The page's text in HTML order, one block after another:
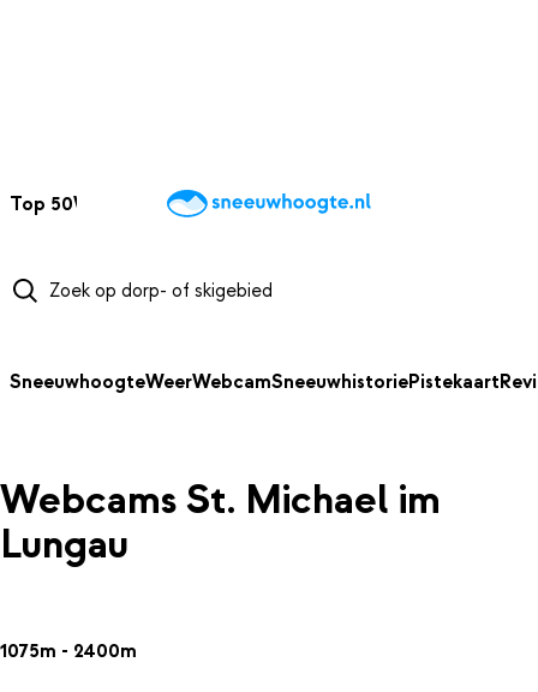
Top 50Webcams WintersportweerKaarten
SneeuwhoogteWeerWebcamSneeuwhistoriePistekaart
Webcams St. Michael im
Lungau
1075m - 2400m